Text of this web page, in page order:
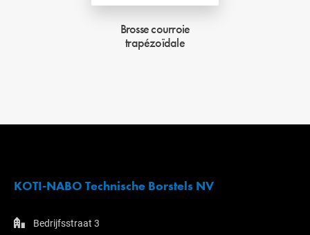
Brosse courroie
trapézoïdale
KOTI-NABO Technische Borstels NV
Bedrijfsstraat 3